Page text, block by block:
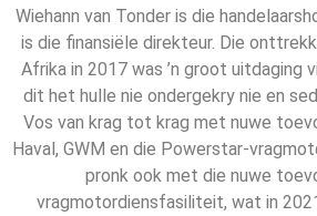
Wiehann van Tonder is die
is die finansiële direkteur. Die
Afrika in 2017 was ’n groot uitdaging
dit het hulle nie ondergekry nie en
Vos van krag tot krag met nuwe
Haval, GWM en die Powerstar-
pronk ook met die nuwe
vragmotordiensfasiliteit, wat in